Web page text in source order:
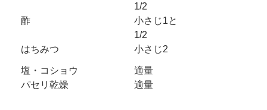
1/2
酢
小さじ1と
1/2
はちみつ
小さじ2
塩・コショウ
適量
パセリ乾燥
適量